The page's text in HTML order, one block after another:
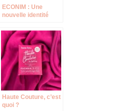
ECONIM : Une
nouvelle identité
impact renouvelé !
Haute Couture, c’est
quoi ?